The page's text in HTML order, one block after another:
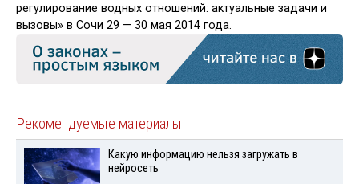
регулирование водных отношений: актуальные задачи и
вызовы» в Сочи 29 — 30 мая 2014 года.
Рекомендуемые материалы
Какую информацию нельзя загружать в
нейросеть